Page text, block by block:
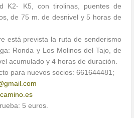
K2- K5, con tirolinas, puentes de
de 75 m. de desnivel y 5 horas de
está prevista la ruta de senderismo
Ronda y Los Molinos del Tajo, de
acumulado y 4 horas de duración.
para nuevos socios: 661644481;
com
5 euros.